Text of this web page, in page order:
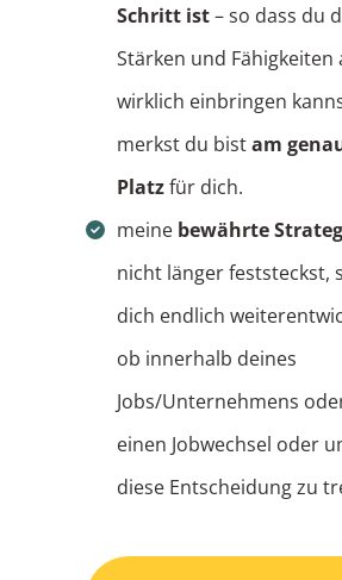
Schritt ist–so dass du
Stärken und Fähigkeiten
wirklich einbringen
merkst du bistam
Platzfür dich.
meine bewährte
nicht länger feststeckst,
dich endlich
ob innerhalb deines
Jobs/Unternehmens
einen Jobwechsel oder
diese Entscheidung zu